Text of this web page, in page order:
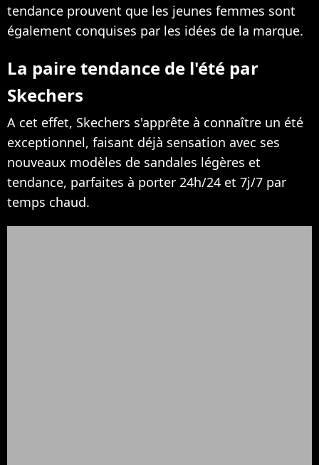
tendance prouvent que les jeunes femmes sont
également conquises par les idées de la marque.
La paire tendance de l'été par
Skechers
A cet effet, Skechers s'apprête à connaître un été
exceptionnel, faisant déjà sensation avec ses
nouveaux modèles de sandales légères et
tendance, parfaites à porter 24h/24 et 7j/7 par
temps chaud.